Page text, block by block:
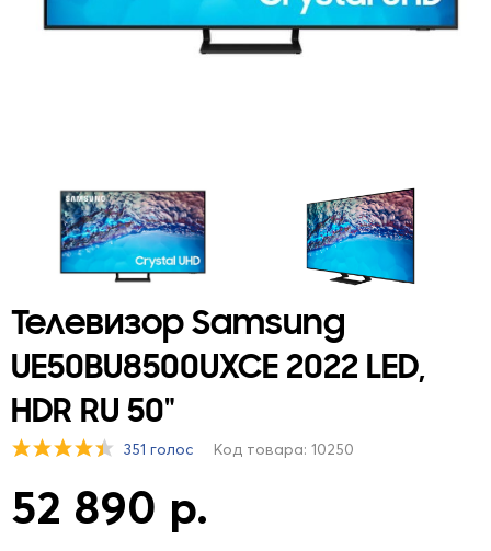
Телевизор Samsung
UE50BU8500UXCE 2022 LED,
HDR RU 50"
351 голос Код товара: 10250
52 890 р.